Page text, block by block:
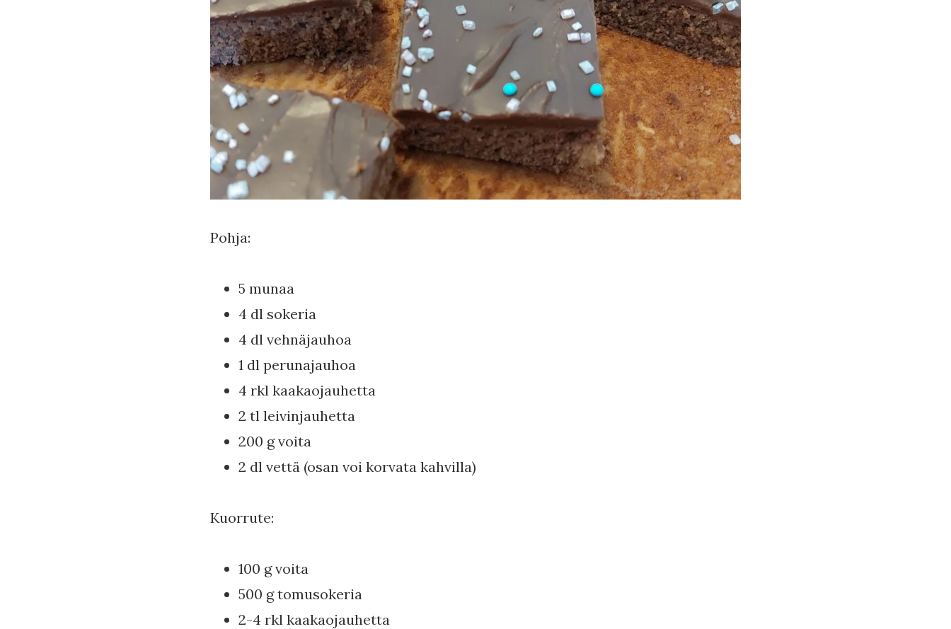
Pohja:
5 munaa
4 dl sokeria
4 dl vehnäjauhoa
1 dl perunajauhoa
4 rkl kaakaojauhetta
2 tl leivinjauhetta
200 g voita
2 dl vettä (osan voi korvata kahvilla)
Kuorrute:
100 g voita
500 g tomusokeria
2-4 rkl kaakaojauhetta